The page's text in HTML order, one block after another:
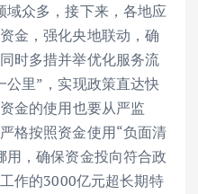
域众多，接下来，各地应
金，强化央地联动，确
时多措并举优化服务流
里”，实现政策直达快
金的使用也要从严监
格按照资金使用“负面清
，确保资金投向符合政
作的3000亿元超长期特